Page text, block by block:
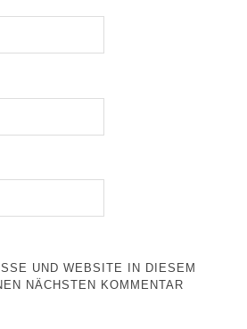
UND WEBSITE IN DIESEM
NÄCHSTEN KOMMENTAR